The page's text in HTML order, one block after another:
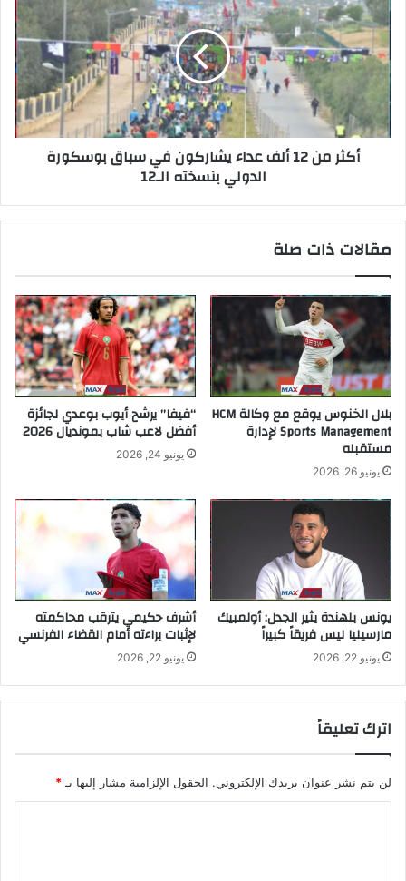
أكثر من 12 ألف عداء يشاركون في سباق بوسكورة
الدولي بنسخته الـ12
مقالات ذات صلة
بلال الخنوس يوقع مع وكالة HCM
Sports Management لإدارة
مستقبله
يونيو 26, 2026
“فيفا” يرشح أيوب بوعدي لجائزة
أفضل لاعب شاب بمونديال 2026
يونيو 24, 2026
يونس بلهندة يثير الجدل: أولمبيك
مارسيليا ليس فريقاً كبيراً
يونيو 22, 2026
أشرف حكيمي يترقب محاكمته
لإثبات براءته أمام القضاء الفرنسي
يونيو 22, 2026
اترك تعليقاً
لن يتم نشر عنوان بريدك الإلكتروني. الحقول الإلزامية مشار إليها بـ*